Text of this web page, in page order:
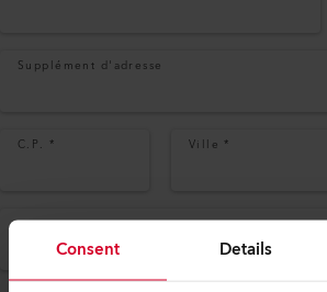
Consent Details
Supplément d'adresse
C.P. * Ville *
*